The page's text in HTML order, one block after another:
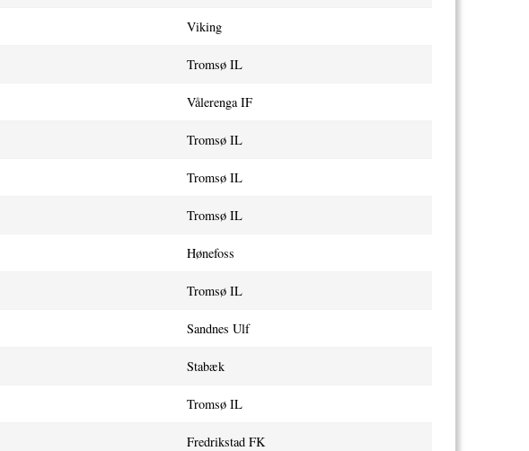
Viking
Tromsø IL
Vålerenga IF
Tromsø IL
Tromsø IL
Tromsø IL
Hønefoss
Tromsø IL
Sandnes Ulf
Stabæk
Tromsø IL
Fredrikstad FK